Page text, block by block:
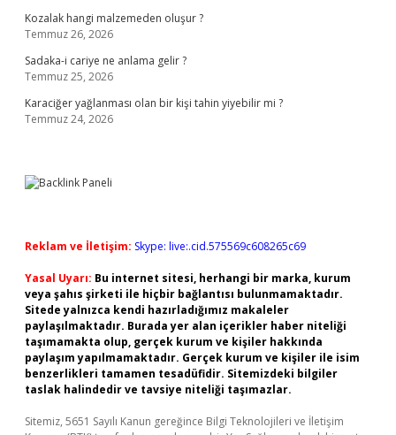
Kozalak hangi malzemeden oluşur ?
Temmuz 26, 2026
Sadaka-i cariye ne anlama gelir ?
Temmuz 25, 2026
Karaciğer yağlanması olan bir kişi tahin yiyebilir mi ?
Temmuz 24, 2026
Reklam ve İletişim: Skype: live:.cid.575569c608265c69
Yasal Uyarı: Bu internet sitesi, herhangi bir marka, kurum
veya şahıs şirketi ile hiçbir bağlantısı bulunmamaktadır.
Sitede yalnızca kendi hazırladığımız makaleler
paylaşılmaktadır. Burada yer alan içerikler haber niteliği
taşımamakta olup, gerçek kurum ve kişiler hakkında
paylaşım yapılmamaktadır. Gerçek kurum ve kişiler ile isim
benzerlikleri tamamen tesadüfidir. Sitemizdeki bilgiler
taslak halindedir ve tavsiye niteliği taşımazlar.
Sitemiz, 5651 Sayılı Kanun gereğince Bilgi Teknolojileri ve İletişim